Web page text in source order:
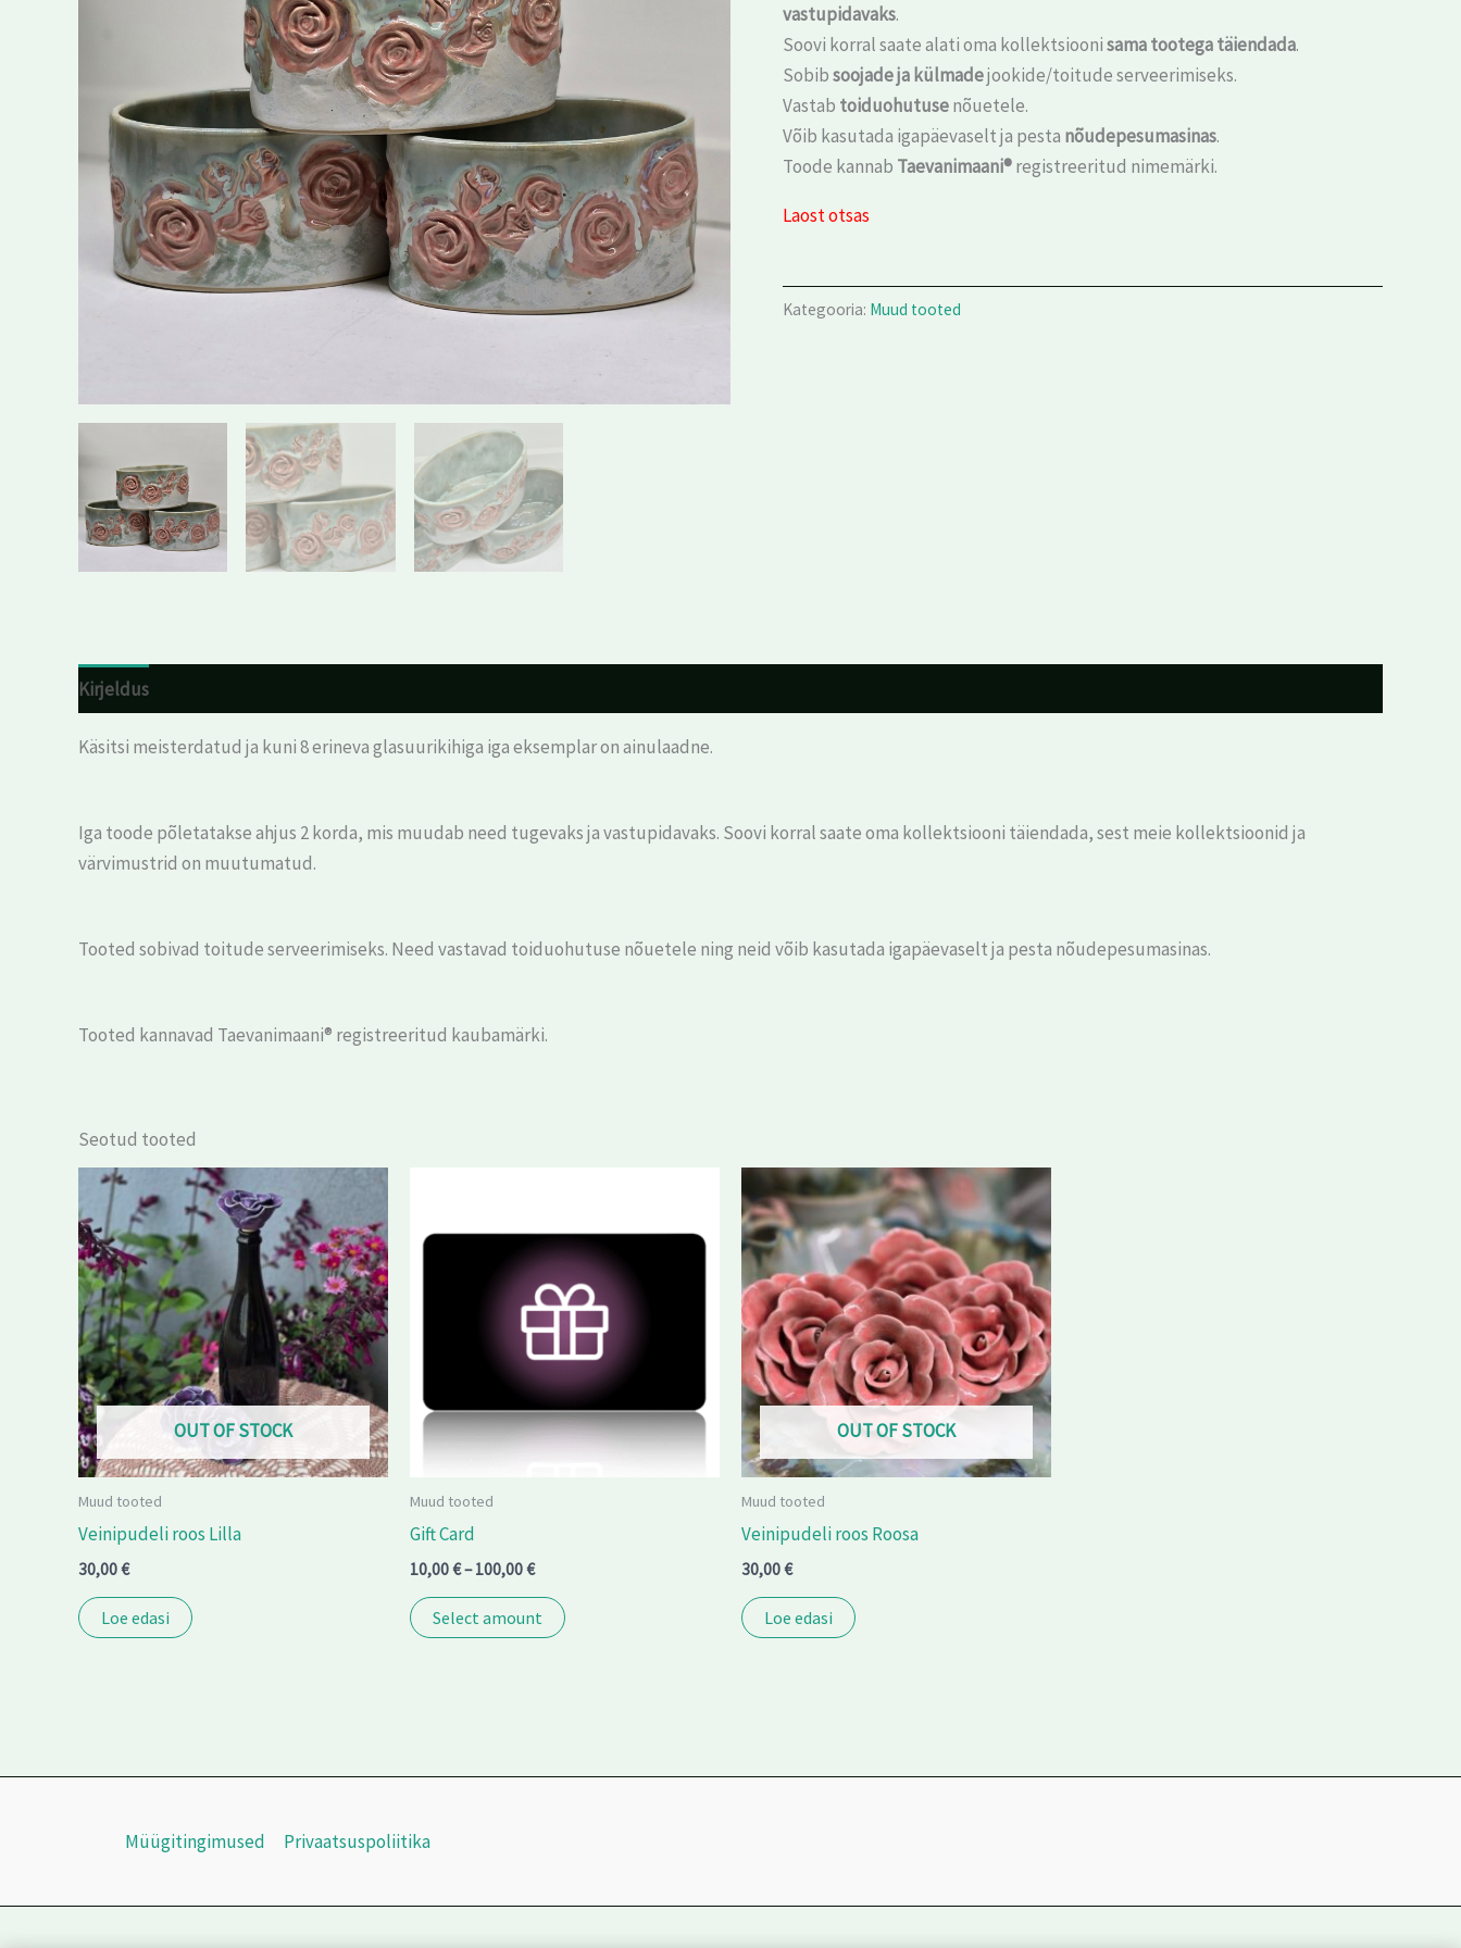
vastupidavaks.
Soovi korral saate alati oma kollektsioonisama tootega täiendada.
Sobibsoojade ja külmadejookide/toitude serveerimiseks.
Vastab toiduohutusenõuetele.
Võib kasutada igapäevaselt ja pesta nõudepesumasinas.
Toode kannab Taevanimaani®registreeritud nimemärki.
Laost otsas
Kategooria: Muud tooted
Kirjeldus
Käsitsi meisterdatud ja kuni 8 erineva glasuurikihiga iga eksemplar on ainulaadne.
Iga toode põletatakse ahjus 2 korda, mis muudab need tugevaks ja vastupidavaks. Soovi korral saate oma kollektsiooni täiendada, sest meie kollektsioonid ja
värvimustrid on muutumatud.
Tooted sobivad toitude serveerimiseks. Need vastavad toiduohutuse nõuetele ning neid võib kasutada igapäevaselt ja pesta nõudepesumasinas.
Tooted kannavad Taevanimaani® registreeritud kaubamärki.
Seotud tooted
OUT OF STOCK
Muud tooted
Veinipudeli roos Lilla
30,00€
Loe edasi
Muud tooted
Gift Card
10,00€– 100,00€
100,00 €
Select amount
on
mitu
varianti.
Valikuid
saab
teha
tootelehel.
OUT OF STOCK
Muud tooted
Veinipudeli roos Roosa
30,00€
Loe edasi
Müügitingimused Privaatsuspoliitika